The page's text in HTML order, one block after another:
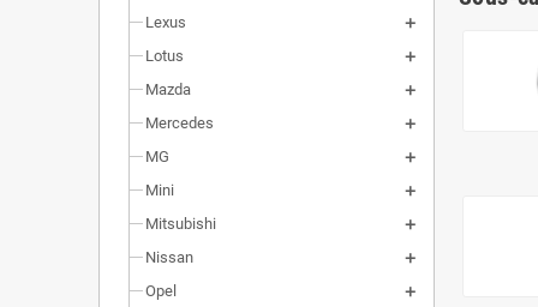
Lexus
Lotus
Mazda
Mercedes
MG
Mini
Mitsubishi
Nissan
Opel